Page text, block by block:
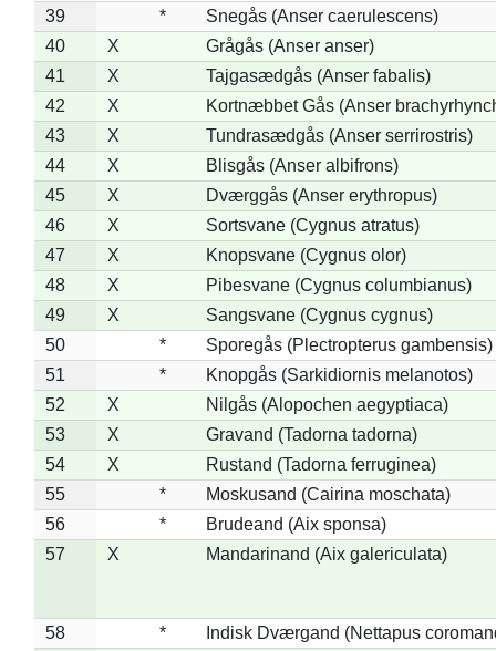
39
*
Snegås (Anser caerulescens)
40
X
Grågås (Anser anser)
41
X
Tajgasædgås (Anser fabalis)
42
X
Kortnæbbet Gås (Anser
43
X
Tundrasædgås (Anser serrirostris)
44
X
Blisgås (Anser albifrons)
45
X
Dværggås (Anser erythropus)
46
X
Sortsvane (Cygnus atratus)
47
X
Knopsvane (Cygnus olor)
48
X
Pibesvane (Cygnus columbianus)
49
X
Sangsvane (Cygnus cygnus)
50
*
Sporegås (Plectropterus gambensis)
51
*
Knopgås (Sarkidiornis melanotos)
52
X
Nilgås (Alopochen aegyptiaca)
53
X
Gravand (Tadorna tadorna)
54
X
Rustand (Tadorna ferruginea)
55
*
Moskusand (Cairina moschata)
56
*
Brudeand (Aix sponsa)
57
X Mandarinand (Aix galericulata)
58 *
Indisk Dværgand (Nettapus